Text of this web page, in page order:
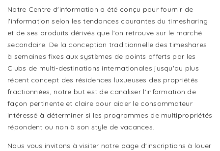
Notre Centre d'information a été conçu pour fournir de
l'information selon les tendances courantes du timesharing
et de ses produits dérivés que l'on retrouve sur le marché
secondaire. De la conception traditionnelle des timeshares
à semaines fixes aux systèmes de points offerts par les
Clubs de multi-destinations internationales jusqu'au plus
récent concept des résidences luxueuses des propriétés
fractionnées, notre but est de canaliser l'information de
façon pertinente et claire pour aider le consommateur
intéressé à déterminer si les programmes de multipropriétés
répondent ou non à son style de vacances.
Nous vous invitons à visiter notre page d'inscriptions à louer